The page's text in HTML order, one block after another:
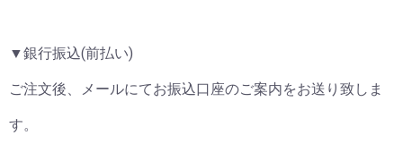
▼銀行振込(前払い)
ご注文後、メールにてお振込口座のご案内をお送り致しま
す。